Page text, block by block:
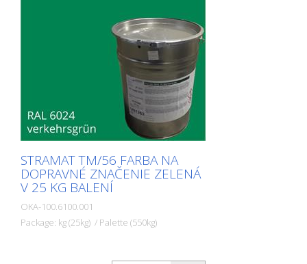
STRAMAT TM/56 FARBA NA
DOPRAVNÉ ZNAČENIE ZELENÁ
V 25 KG BALENÍ
OKA-100.6100.001
Package: kg (25kg) / Palette (550kg)